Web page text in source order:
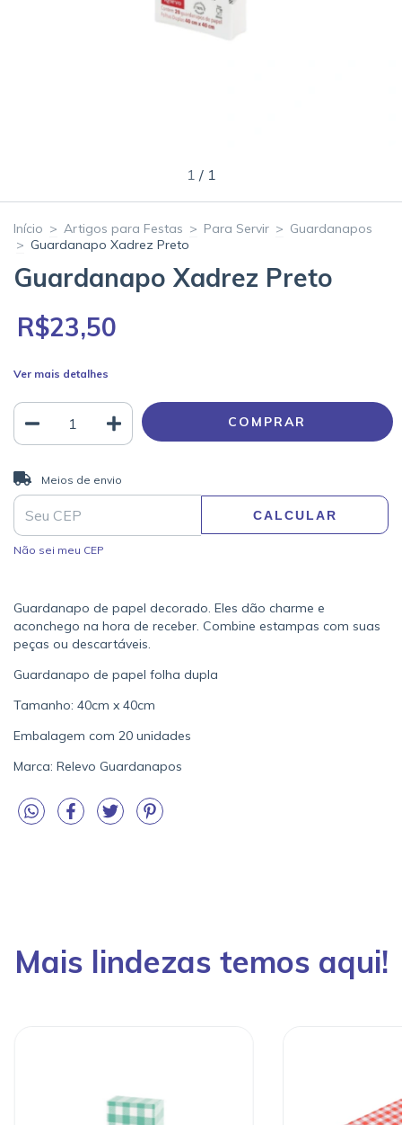
1 / 1
Início > Artigos para Festas > Para Servir > Guardanapos
> Guardanapo Xadrez Preto
Guardanapo Xadrez Preto
R$23,50
Ver mais detalhes
Entregas para o CEP:
Meios de envio
CALCULAR
Não sei meu CEP
Guardanapo de papel decorado. Eles dão charme e
aconchego na hora de receber. Combine estampas com suas
peças ou descartáveis.
Guardanapo de papel folha dupla
Tamanho: 40cm x 40cm
Embalagem com 20 unidades
Marca: Relevo Guardanapos
Mais lindezas temos aqui!